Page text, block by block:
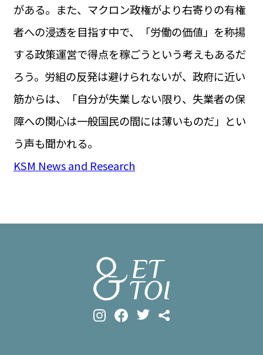
がある。また、マクロン政権がより右寄りの有権
者への浸透を目指す中で、「労働の価値」を称揚
する政策運営で得点を稼ごうという考えもあるだ
ろう。労組の反発は避けられないが、政府に近い
筋からは、「自分が失業しない限り、失業者の保
障への関心は一般国民の間には薄いものだ」とい
う声も聞かれる。
KSM News and Research